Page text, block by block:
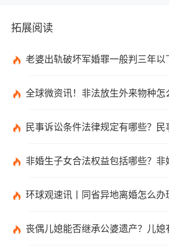
拓展阅读
老婆出轨破坏军婚罪一般判三年以下有期徒
全球微资讯！非法放生外来物种怎么判？放生归哪个部
民事诉讼条件法律规定有哪些？民事起诉的流程的是怎
非婚生子女合法权益包括哪些？非婚生子女继承财产的条件是什么？ 全
环球观速讯丨同省异地离婚怎么办理？夫妻异地离婚须准备哪些
丧偶儿媳能否继承公婆遗产？儿媳有没有赡养老人的